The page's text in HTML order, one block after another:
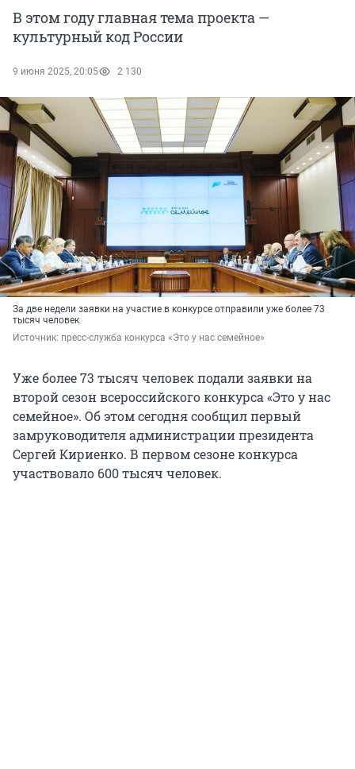
В этом году главная тема проекта —
культурный код России
9 июня 2025, 20:05 2 130
За две недели заявки на участие в конкурсе отправили уже более 73
тысяч человек
Источник: пресс-служба конкурса «Это у нас семейное»
Уже более 73 тысяч человек подали заявки на
второй сезон всероссийского конкурса «Это у нас
семейное». Об этом сегодня сообщил первый
замруководителя администрации президента
Сергей Кириенко. В первом сезоне конкурса
участвовало 600 тысяч человек.